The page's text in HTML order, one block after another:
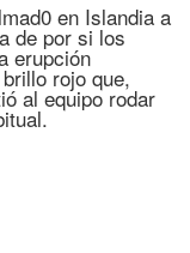
en Islandia a
de por si los
erupción
rojo que,
al equipo rodar